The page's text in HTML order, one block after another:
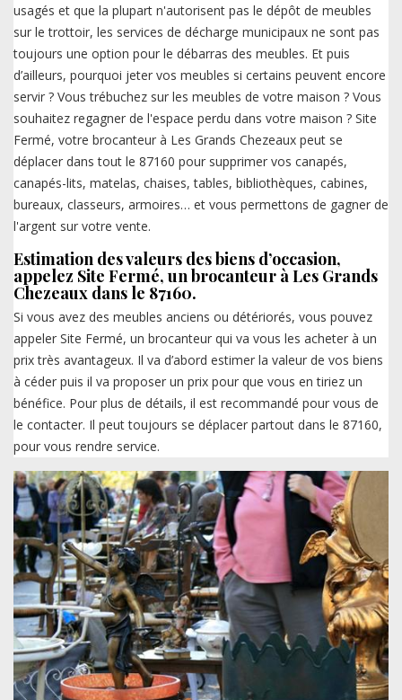
usagés et que la plupart n'autorisent pas le dépôt de meubles
sur le trottoir, les services de décharge municipaux ne sont pas
toujours une option pour le débarras des meubles. Et puis
d’ailleurs, pourquoi jeter vos meubles si certains peuvent encore
servir ? Vous trébuchez sur les meubles de votre maison ? Vous
souhaitez regagner de l'espace perdu dans votre maison ? Site
Fermé, votre brocanteur à Les Grands Chezeaux peut se
déplacer dans tout le 87160 pour supprimer vos canapés,
canapés-lits, matelas, chaises, tables, bibliothèques, cabines,
bureaux, classeurs, armoires… et vous permettons de gagner de
l'argent sur votre vente.
Estimation des valeurs des biens d’occasion,
appelez Site Fermé, un brocanteur à Les Grands
Chezeaux dans le 87160.
Si vous avez des meubles anciens ou détériorés, vous pouvez
appeler Site Fermé, un brocanteur qui va vous les acheter à un
prix très avantageux. Il va d’abord estimer la valeur de vos biens
à céder puis il va proposer un prix pour que vous en tiriez un
bénéfice. Pour plus de détails, il est recommandé pour vous de
le contacter. Il peut toujours se déplacer partout dans le 87160,
pour vous rendre service.